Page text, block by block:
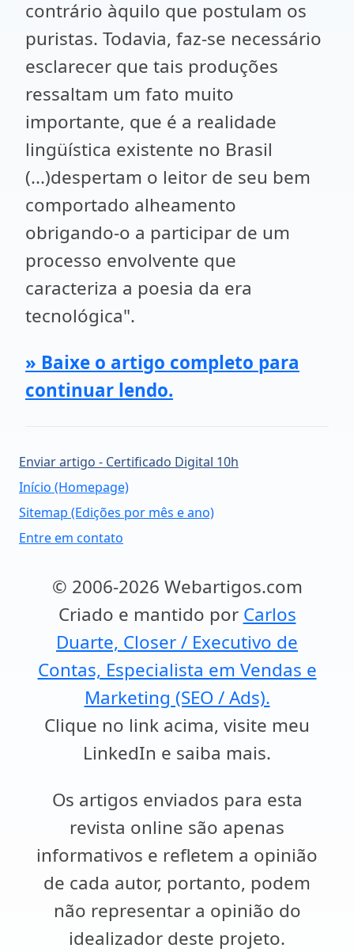
contrário àquilo que postulam os
puristas. Todavia, faz-se necessário
esclarecer que tais produções
ressaltam um fato muito
importante, que é a realidade
lingüística existente no Brasil
(...)despertam o leitor de seu bem
comportado alheamento
obrigando-o a participar de um
processo envolvente que
caracteriza a poesia da era
tecnológica".
» Baixe o artigo completo para
continuar lendo.
Enviar artigo - Certificado Digital 10h
Início (Homepage)
Sitemap (Edições por mês e ano)
Entre em contato
© 2006-2026 Webartigos.com
Criado e mantido por Carlos
Duarte, Closer / Executivo de
Contas, Especialista em Vendas e
Marketing (SEO / Ads).
Clique no link acima, visite meu
LinkedIn e saiba mais.
Os artigos enviados para esta
revista online são apenas
informativos e refletem a opinião
de cada autor, portanto, podem
não representar a opinião do
idealizador deste projeto.